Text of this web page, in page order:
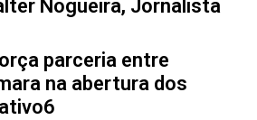
Nogueira, Jornalista
parceria entre
na abertura dos